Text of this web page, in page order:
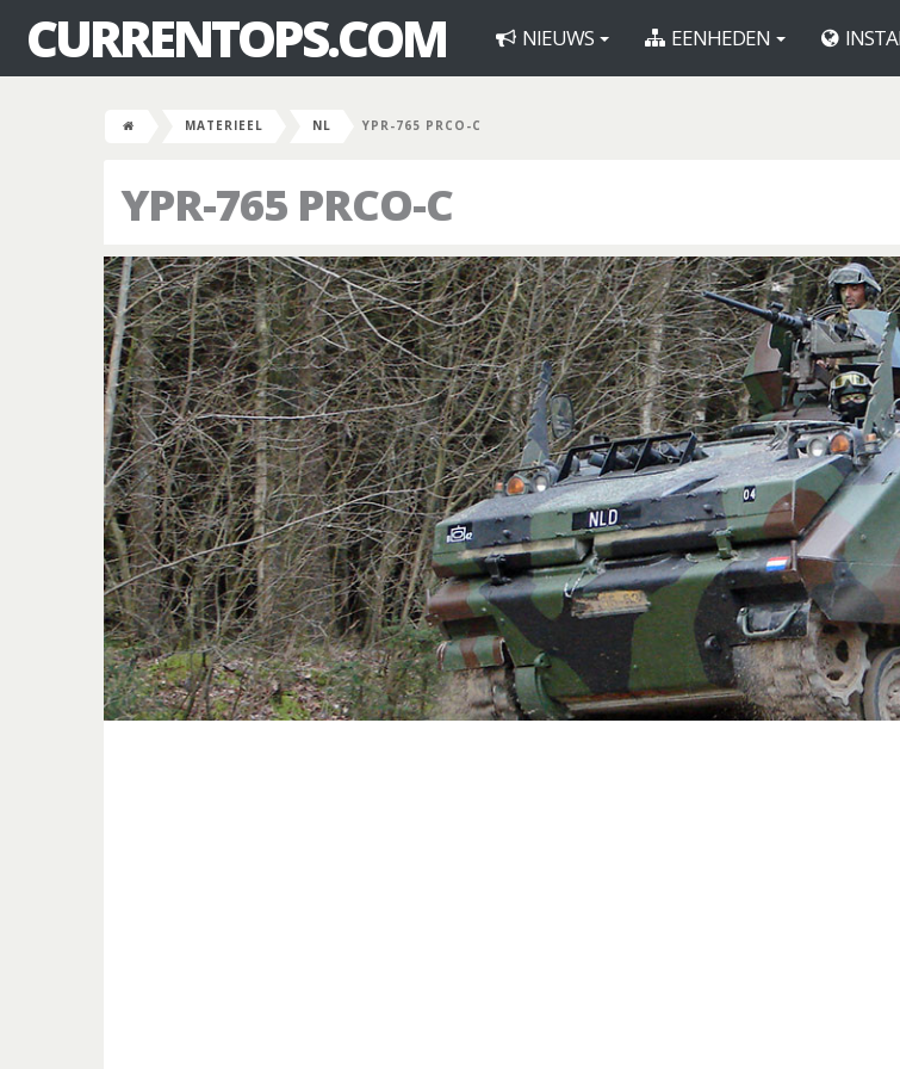
CURRENTOPS.COM NIEUWS EENHEDEN
MATERIEEL NL YPR-765 PRCO-C
YPR-765 PRCO-C